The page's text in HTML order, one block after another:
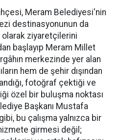
Meram Belediyesi'nin
destinasyonunun da
olarak ziyaretçilerini
başlayıp Meram Millet
merkezinde yer alan
hem de şehir dışından
fotoğraf çektiği ve
özel bir buluşma noktası
Başkanı Mustafa
bu çalışma yalnızca bir
girmesi değil;